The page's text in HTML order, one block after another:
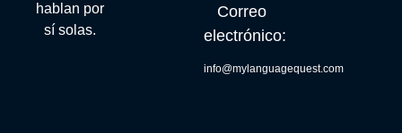
hablan por
sí solas.
Correo
electrónico:
info@mylanguagequest.com